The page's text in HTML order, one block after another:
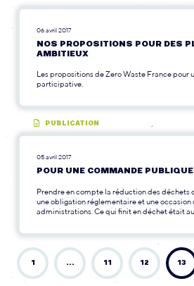
06 avril 2017
NOS PROPOSITIONS POUR DES
AMBITIEUX
Les propositions de Zero Waste France
participative.
PUBLICATION
05 avril 2017
POUR UNE COMMANDE PUBLIQUE
Prendre en compte la réduction des déchets
une obligation réglementaire et une
administrations. Ce qui finit en déchet était
1 … 11 12 13